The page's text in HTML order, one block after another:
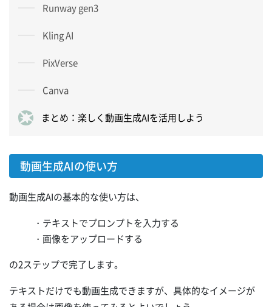
Runway gen3
Kling AI
PixVerse
Canva
まとめ：楽しく動画生成AIを活用しよう
動画生成AIの使い方
動画生成AIの基本的な使い方は、
・テキストでプロンプトを入力する
・画像をアップロードする
の2ステップで完了します。
テキストだけでも動画生成できますが、具体的なイメージが